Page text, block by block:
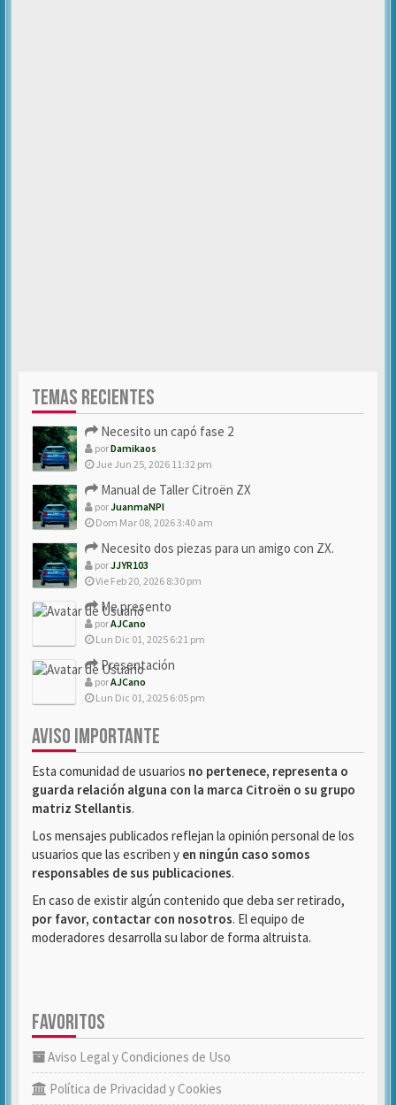
TEMAS RECIENTES
Necesito un capó fase 2
porDamikaos
Jue Jun 25, 2026 11:32 pm
Manual de Taller Citroën ZX
porJuanmaNPI
Dom Mar 08, 2026 3:40 am
Necesito dos piezas para un amigo con ZX.
porJJYR103
Vie Feb 20, 2026 8:30 pm
Me presento
porAJCano
Lun Dic 01, 2025 6:21 pm
Presentación
porAJCano
Lun Dic 01, 2025 6:05 pm
AVISO IMPORTANTE
Esta comunidad de usuarios no pertenece, representa o
guarda relación alguna con la marca Citroën o su grupo
matriz Stellantis.
Los mensajes publicados reflejan la opinión personal de los
usuarios que las escriben y en ningún caso somos
responsables de sus publicaciones.
En caso de existir algún contenido que deba ser retirado,
por favor, contactar con nosotros. El equipo de
moderadores desarrolla su labor de forma altruista.
FAVORITOS
Aviso Legal y Condiciones de Uso
Política de Privacidad y Cookies